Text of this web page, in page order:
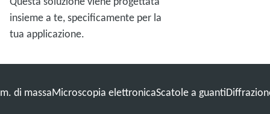
insieme a te, specificamente per la
tua applicazione.
di massaMicroscopia elettronicaScatole a guanti